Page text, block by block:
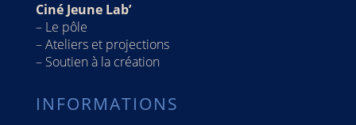
Ciné Jeune Lab’
– Le pôle
–Ateliers et projections
– Soutien à la création
INFORMATIONS